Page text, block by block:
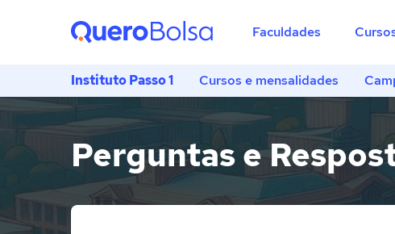
Faculdades
Instituto Passo 1 Cursos e mensalidades
Perguntas e